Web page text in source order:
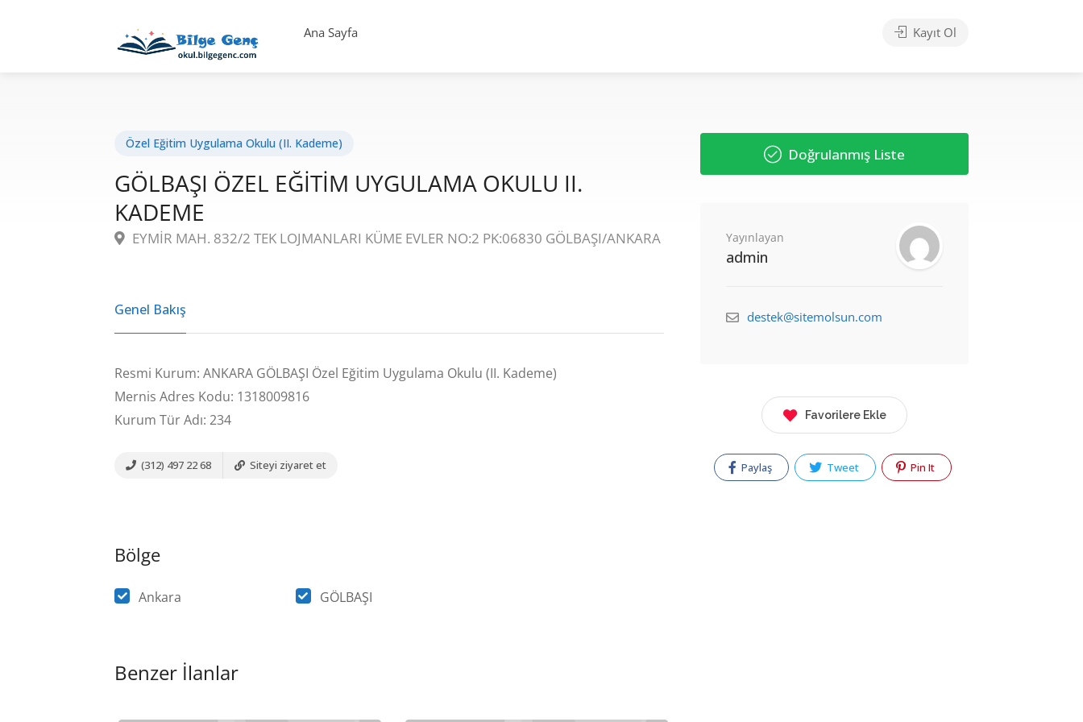
Ana Sayfa Kayıt Ol
Özel Eğitim Uygulama Okulu (II. Kademe)
GÖLBAŞI ÖZEL EĞİTİM UYGULAMA OKULU II.
KADEME
EYMİR MAH. 832/2 TEK LOJMANLARI KÜME EVLER NO:2 PK:06830 GÖLBAŞI/ANKARA
Genel Bakış
Resmi Kurum: ANKARA GÖLBAŞI Özel Eğitim Uygulama Okulu (II. Kademe)
Mernis Adres Kodu: 1318009816
Kurum Tür Adı: 234
(312) 497 22 68 Siteyi ziyaret et
Bölge
Ankara GÖLBAŞI
Benzer İlanlar
Doğrulanmış Liste
Yayınlayan
admin
destek@sitemolsun.com
Favorilere Ekle
Paylaş Tweet Pin It